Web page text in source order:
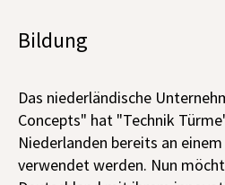
Bildung
Das niederländische
Concepts" hat "Technik
Niederlanden bereits an
verwendet werden. Nun